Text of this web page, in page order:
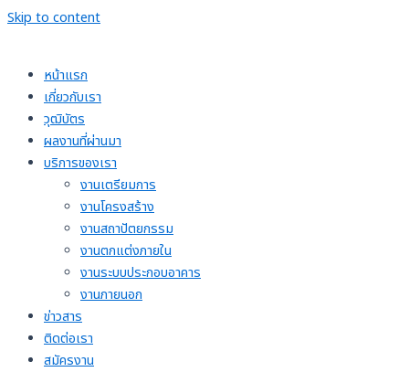
Skip to content
หน้าแรก
เกี่ยวกับเรา
วุฒิบัตร
ผลงานที่ผ่านมา
บริการของเรา
งานเตรียมการ
งานโครงสร้าง
งานสถาปัตยกรรม
งานตกแต่งภายใน
งานระบบประกอบอาคาร
งานภายนอก
ข่าวสาร
ติดต่อเรา
สมัครงาน